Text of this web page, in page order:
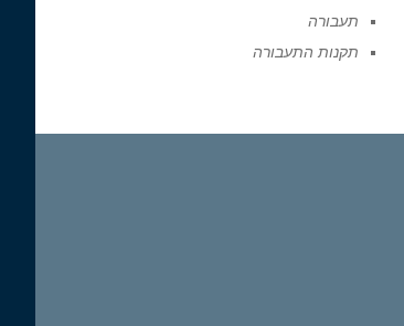
תעבורה
תקנות התעבורה